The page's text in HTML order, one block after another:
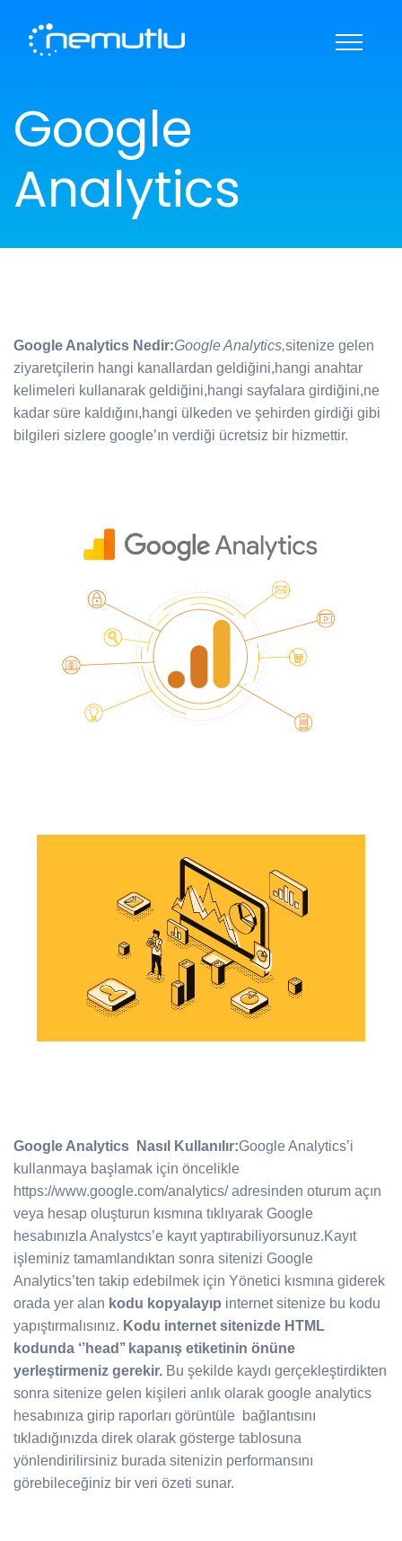
İLETİŞİM
Google
Analytics
Google Analytics Nedir:Google Analytics,sitenize gelen
ziyaretçilerin hangi kanallardan geldiğini,hangi anahtar
kelimeleri kullanarak geldiğini,hangi sayfalara girdiğini,ne
kadar süre kaldığını,hangi ülkeden ve şehirden girdiği gibi
bilgileri sizlere google’ın verdiği ücretsiz bir hizmettir.
Google Analytics Nasıl Kullanılır:Google Analytics’i
kullanmaya başlamak için öncelikle
https://www.google.com/analytics/ adresinden oturum açın
veya hesap oluşturun kısmına tıklıyarak Google
hesabınızla Analystcs’e kayıt yaptırabiliyorsunuz.Kayıt
işleminiz tamamlandıktan sonra sitenizi Google
Analytics’ten takip edebilmek için Yönetici kısmına giderek
orada yer alan kodu kopyalayıp internet sitenize bu kodu
yapıştırmalısınız. Kodu internet sitenizde HTML
kodunda ‘’head’’ kapanış etiketinin önüne
yerleştirmeniz gerekir. Bu şekilde kaydı gerçekleştirdikten
sonra sitenize gelen kişileri anlık olarak google analytics
hesabınıza girip raporları görüntüle bağlantısını
tıkladığınızda direk olarak gösterge tablosuna
yönlendirilirsiniz burada sitenizin performansını
görebileceğiniz bir veri özeti sunar.